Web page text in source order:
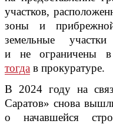
участков,
зоны и
земельные
и не ограничены
тогда в прокуратуре.
В 2024 году на
Саратов» снова
о начавшейся